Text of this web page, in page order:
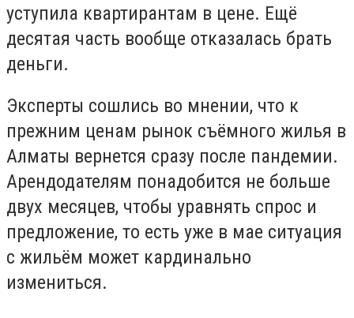
уступила квартирантам в цене. Ещё
десятая часть вообще отказалась брать
деньги.
Эксперты сошлись во мнении, что к
прежним ценам рынок съёмного жилья в
Алматы вернется сразу после пандемии.
Арендодателям понадобится не больше
двух месяцев, чтобы уравнять спрос и
предложение, то есть уже в мае ситуация
с жильём может кардинально
измениться.